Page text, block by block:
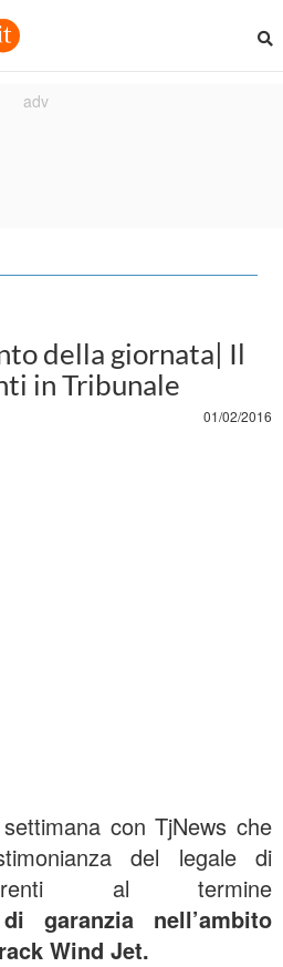
della giornata| Il
in Tribunale
01/02/2016
con TjNews che
del legale di
al termine
garanzia nell’ambito
Wind Jet.